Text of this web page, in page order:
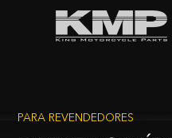
PARA REVENDEDORES